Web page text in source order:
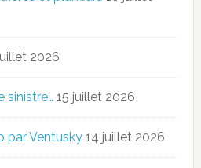
2026
sinistre… 15 juillet 2026
par Ventusky 14 juillet 2026